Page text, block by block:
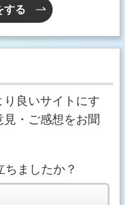
する
良いサイトにす
・ご感想をお聞
ましたか？